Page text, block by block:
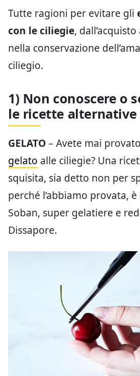
Tutte ragioni per evitare gli
con le ciliegie,
nella conservazione
ciliegio.
1) Non conoscere o
le ricette alternative
GELATO– Avete mai
gelato alle ciliegie? Una
squisita, sia detto non per
perché l’abbiamo provata,
Soban, super gelatiere e
Dissapore.